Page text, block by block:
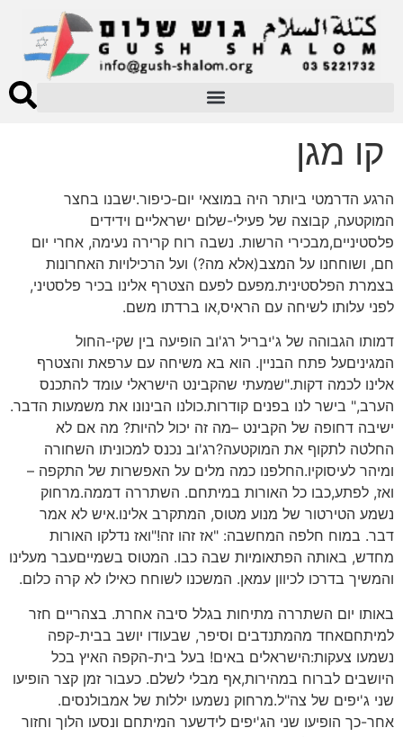
קו מגן
הרגע הדרמטי ביותר היה במוצאי יום-כיפור.ישבנו בחצר
המוקטעה, קבוצה של פעילי-שלום ישראליים וידידים
פלסטיניים,מבכירי הרשות. נשבה רוח קרירה נעימה, אחרי יום
חם, ושוחחנו על המצב(אלא מה?) ועל הרכילויות האחרונות
בצמרת הפלסטינית.מפעם לפעם הצטרף אלינו בכיר פלסטיני,
לפני עלותו לשיחה עם הראיס,או ברדתו משם.
דמותו הגבוהה של ג'יבריל רג'וב הופיעה בין שקי-החול
המגיניםעל פתח הבניין. הוא בא משיחה עם ערפאת והצטרף
אלינו לכמה דקות."שמעתי שהקבינט הישראלי עומד להתכנס
הערב," בישר לנו בפנים קודרות.כולנו הבינונו את משמעות הדבר.
ישיבה דחופה של הקבינט –מה זה יכול להיות? מה אם לא
החלטה לתקוף את המוקטעה?רג'וב נכנס למכוניתו השחורה
ומיהר לעיסוקיו.החלפנו כמה מלים על האפשרות של התקפה –
ואז, לפתע,כבו כל האורות במיתחם. השתררה דממה.מרחוק
נשמע הטירטור של מנוע מטוס, המתקרב אלינו.איש לא אמר
דבר. במוח חלפה המחשבה: "אז זהו זה!"ואז נדלקו האורות
מחדש, באותה הפתאומיות שבה כבו. המטוס בשמייםעבר מעלינו
והמשיך בדרכו לכיוון עמאן. המשכנו לשוחח כאילו לא קרה כלום.
באותו יום השתררה מתיחות בגלל סיבה אחרת. בצהריים חזר
למיתחםאחד מהמתנדבים וסיפר, שבעודו יושב בבית-קפה
נשמעו צעקות:הישראלים באים! בעל בית-הקפה האיץ בכל
היושבים לברוח במהירות,אף מבלי לשלם. כעבור זמן קצר הופיעו
שני ג'יפים של צה"ל.מרחוק נשמעו יללות של אמבולנסים.
אחר-כך הופיעו שני הג'יפים לידשער המיתחם ונסעו הלוך וחזור